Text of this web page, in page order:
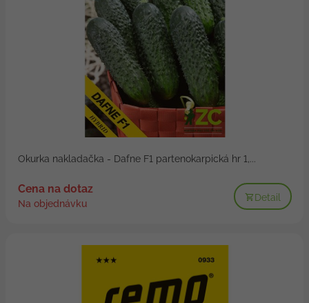
Okurka nakladačka - Dafne F1 partenokarpická hr 1,...
Cena na dotaz
Na objednávku
Detail